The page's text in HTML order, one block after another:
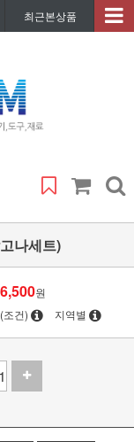
최근본상품
나세트)
6,500원
(조건) 지역별